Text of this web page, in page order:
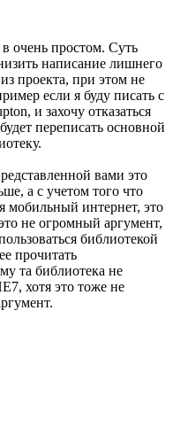
очень простом. Суть
написание лишнего
проекта, при этом не
если я буду писать с
и захочу отказаться
переписать основной
вами это
а с учетом того что
мобильный интернет, это
не огромный аргумент,
библиотекой
прочитать
та библиотека не
хотя это тоже не